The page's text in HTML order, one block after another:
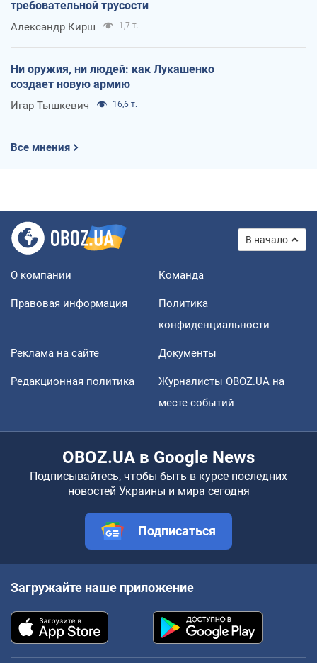
требовательной трусости
Александр Кирш 1,7 т.
Ни оружия, ни людей: как Лукашенко
создает новую армию
Игар Тышкевич 16,6 т.
Все мнения
В начало
О компании Команда
Правовая информация
Политика
конфиденциальности
Реклама на сайте Документы
Редакционная политика
Журналисты OBOZ.UA на
месте событий
OBOZ.UA в Google News
Подписывайтесь, чтобы быть в курсе последних
новостей Украины и мира сегодня
Подписаться
Загружайте наше приложение